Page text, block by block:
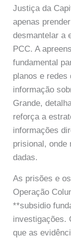
Justiça da
apenas
desmantelar a
PCC. A
fundamental
planos e redes
informação
Grande,
reforça a
informações
prisional, onde
dadas.
As prisões e
Operação
**subsidio
investigações.
que as